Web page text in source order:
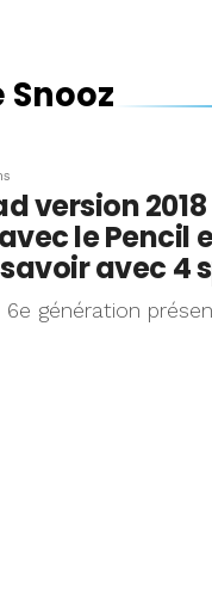
version
le Pencil
avec 4
6e génération